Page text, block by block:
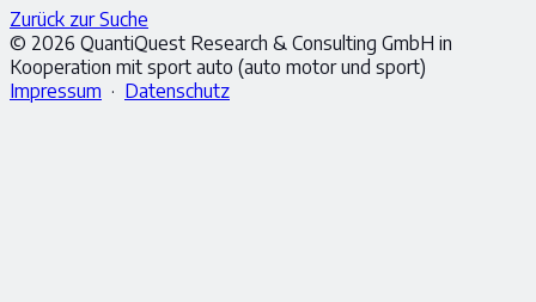
Zurück zur Suche
© 2026 QuantiQuest Research & Consulting GmbH in
Kooperation mit sport auto (auto motor und sport)
Impressum · Datenschutz